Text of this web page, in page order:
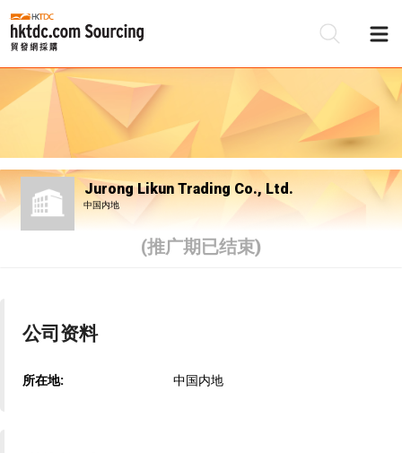
Jurong Likun Trading Co., Ltd.
中国内地
(推广期已结束)
公司资料
所在地: 中国内地